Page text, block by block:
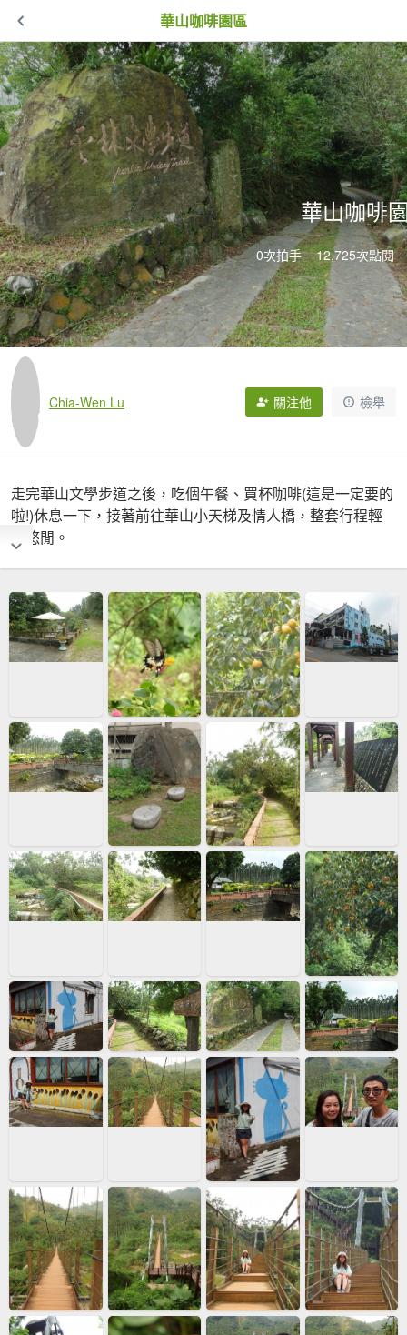
華山咖啡園區
華山咖啡
0次拍手 12,725次點閱
Chia-Wen Lu 關注他 檢舉
走完華山文學步道之後，吃個午餐、買杯咖啡(這是一定要的
啦!)休息一下，接著前往華山小天梯及情人橋，整套行程輕
鬆悠閒。